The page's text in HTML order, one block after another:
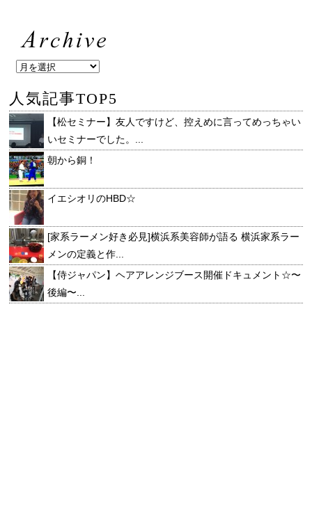
人気記事TOP5
【松セミナー】友人ですけど、控えめに言ってめっちゃい
いセミナーでした。...
朝から銅！
イエシオリのHBD☆
[家系ラーメン好き必見]横浜系美容師が語る 横浜家系ラー
メンの定義と作...
【侍ジャパン】ヘアアレンジブース開催ドキュメント☆〜
後編〜...